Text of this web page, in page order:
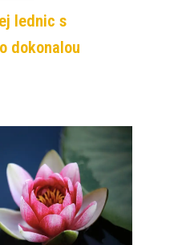
lednic s
dokonalou